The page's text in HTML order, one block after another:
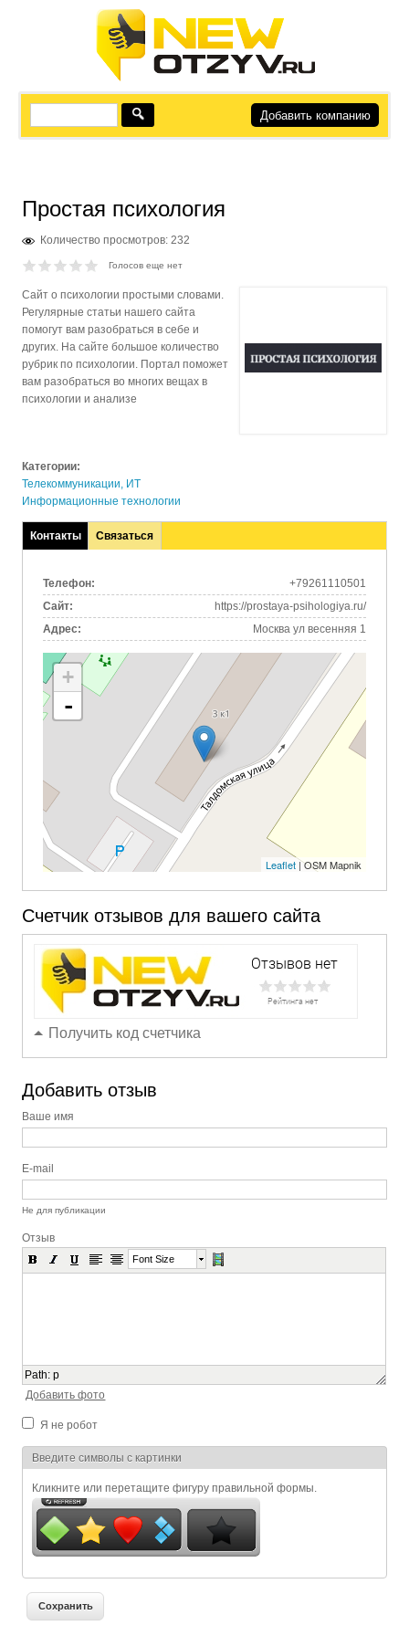
Добавить компанию
Простая психология
Количество просмотров: 232
Голосов еще нет
Сайт о психологии простыми словами.
Регулярные статьи нашего сайта
помогут вам разобраться в себе и
других. На сайте большое количество
рубрик по психологии. Портал поможет
вам разобраться во многих вещах в
психологии и анализе
Категории:
Телекоммуникации, ИТ
Информационные технологии
Контакты
(активная
Связаться
Телефон:
+79261110501
Сайт:
https://prostaya-psihologiya.ru/
Адрес:
Москва ул весенняя 1
+
-
Leaflet| OSM Mapnik
Счетчик отзывов для вашего сайта
Получить код счетчика
Добавить отзыв
Ваше имя
E-mail
Не для публикации
Отзыв
Font Size
Path:p
Добавить фото
Я не робот
Я спамер
Введите символы с картинки
Кликните или перетащите фигуру правильной формы.